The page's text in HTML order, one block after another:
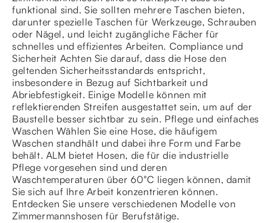
funktional sind. Sie sollten mehrere Taschen bieten,
darunter spezielle Taschen für Werkzeuge, Schrauben
oder Nägel, und leicht zugängliche Fächer für
schnelles und effizientes Arbeiten. Compliance und
Sicherheit Achten Sie darauf, dass die Hose den
geltenden Sicherheitsstandards entspricht,
insbesondere in Bezug auf Sichtbarkeit und
Abriebfestigkeit. Einige Modelle können mit
reflektierenden Streifen ausgestattet sein, um auf der
Baustelle besser sichtbar zu sein. Pflege und einfaches
Waschen Wählen Sie eine Hose, die häufigem
Waschen standhält und dabei ihre Form und Farbe
behält. ALM bietet Hosen, die für die industrielle
Pflege vorgesehen sind und deren
Waschtemperaturen über 60°C liegen können, damit
Sie sich auf Ihre Arbeit konzentrieren können.
Entdecken Sie unsere verschiedenen Modelle von
Zimmermannshosen für Berufstätige.